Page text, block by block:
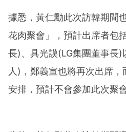
據悉，黃仁勳此次訪韓期間
花肉聚會」，預計出席者包
長)、具光謨(LG集團董事長
人)，鄭義宣也將再次出席
安排，預計不會參加此次聚會